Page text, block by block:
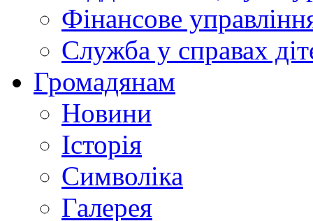
Фінансове
Служба у справах
Громадянам
Новини
Історія
Символіка
Галерея